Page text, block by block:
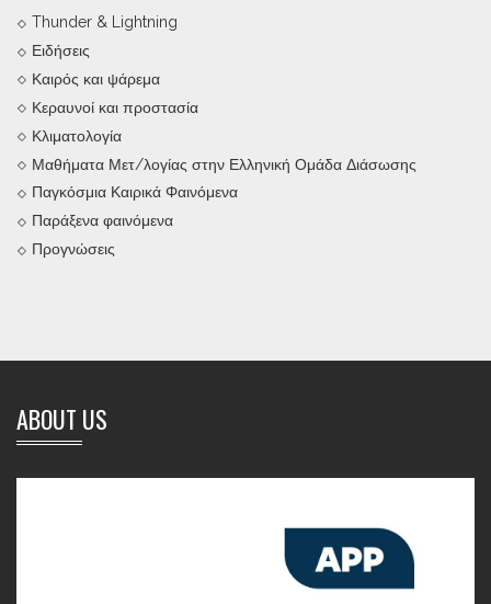
Thunder & Lightning
Ειδήσεις
Καιρός και ψάρεμα
Κεραυνοί και προστασία
Κλιματολογία
Μαθήματα Μετ/λογίας στην Ελληνική Ομάδα Διάσωσης
Παγκόσμια Καιρικά Φαινόμενα
Παράξενα φαινόμενα
Προγνώσεις
ABOUT US